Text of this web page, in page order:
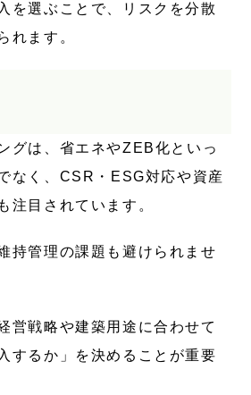
を選ぶことで、リスクを分散
れます。
グは、省エネやZEB化といっ
なく、CSR・ESG対応や資産
注目されています。
持管理の課題も避けられませ
営戦略や建築用途に合わせて
するか」を決めることが重要